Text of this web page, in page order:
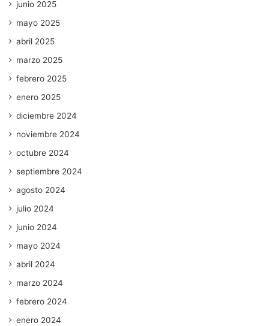
junio 2025
mayo 2025
abril 2025
marzo 2025
febrero 2025
enero 2025
diciembre 2024
noviembre 2024
octubre 2024
septiembre 2024
agosto 2024
julio 2024
junio 2024
mayo 2024
abril 2024
marzo 2024
febrero 2024
enero 2024